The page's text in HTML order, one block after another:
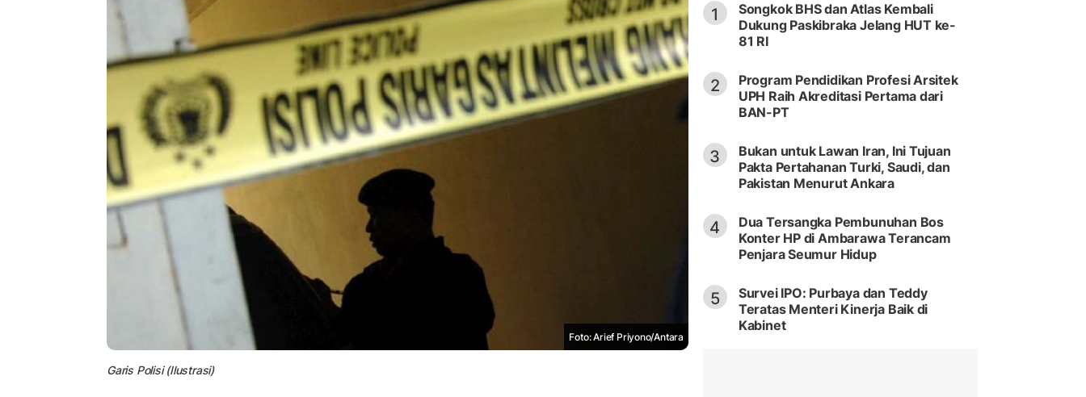
Foto: Arief Priyono/Antara
Garis Polisi (Ilustrasi)
1
Songkok BHS dan Atlas Kembali
Dukung Paskibraka Jelang HUT ke-
81 RI
2
Program Pendidikan Profesi Arsitek
UPH Raih Akreditasi Pertama dari
BAN-PT
3
Bukan untuk Lawan Iran, Ini Tujuan
Pakta Pertahanan Turki, Saudi, dan
Pakistan Menurut Ankara
4
Dua Tersangka Pembunuhan Bos
Konter HP di Ambarawa Terancam
Penjara Seumur Hidup
5
Survei IPO: Purbaya dan Teddy
Teratas Menteri Kinerja Baik di
Kabinet